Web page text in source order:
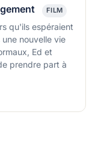
FILM
qu'ils espéraient
nouvelle vie
Ed et
prendre part à